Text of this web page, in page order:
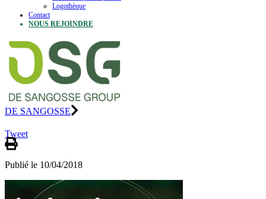
Logothèque
Contact
NOUS REJOINDRE
DE SANGOSSE
Tweet
Publié le 10/04/2018